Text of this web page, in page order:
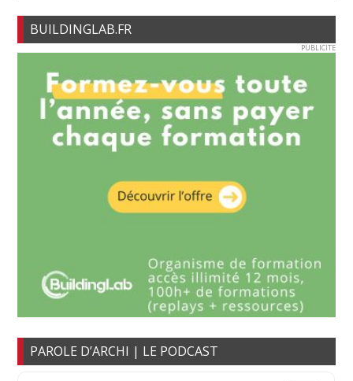
BUILDINGLAB.FR
PUBLICITE
PAROLE D’ARCHI | LE PODCAST